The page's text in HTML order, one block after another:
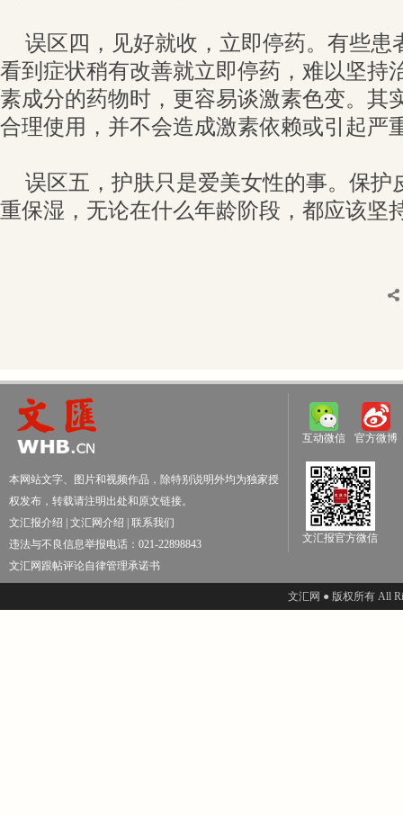
误区四，见好就收，立即停药。有些患
看到症状稍有改善就立即停药，难以坚持
素成分的药物时，更容易谈激素色变。其
合理使用，并不会造成激素依赖或引起严
误区五，护肤只是爱美女性的事。保护
重保湿，无论在什么年龄阶段，都应该坚
本网站文字、图片和视频作品，除特别说明外均为独家授
权发布，转载请注明出处和原文链接。
文汇报介绍
文汇网介绍
联系我们
违法与不良信息举报电话：021-22898843
文汇网跟帖评论自律管理承诺书
互动微信 官方微博
文汇报官方微信
文汇网 ● 版权所有 All